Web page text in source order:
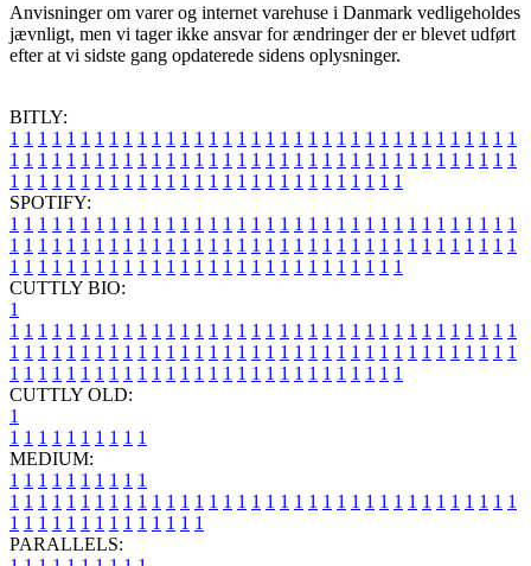
Anvisninger om varer og internet varehuse i Danmark vedligeholdes
jævnligt, men vi tager ikke ansvar for ændringer der er blevet udført
efter at vi sidste gang opdaterede sidens oplysninger.
BITLY:
1 1 1 1 1 1 1 1 1 1 1 1 1 1 1 1 1 1 1 1 1 1 1 1 1 1 1 1 1 1 1 1 1 1 1 1
1 1 1 1 1 1 1 1 1 1 1 1 1 1 1 1 1 1 1 1 1 1 1 1 1 1 1 1 1 1 1 1 1 1 1 1
1 1 1 1 1 1 1 1 1 1 1 1 1 1 1 1 1 1 1 1 1 1 1 1 1 1 1 1
SPOTIFY:
1 1 1 1 1 1 1 1 1 1 1 1 1 1 1 1 1 1 1 1 1 1 1 1 1 1 1 1 1 1 1 1 1 1 1 1
1 1 1 1 1 1 1 1 1 1 1 1 1 1 1 1 1 1 1 1 1 1 1 1 1 1 1 1 1 1 1 1 1 1 1 1
1 1 1 1 1 1 1 1 1 1 1 1 1 1 1 1 1 1 1 1 1 1 1 1 1 1 1 1
CUTTLY BIO:
1
1 1 1 1 1 1 1 1 1 1 1 1 1 1 1 1 1 1 1 1 1 1 1 1 1 1 1 1 1 1 1 1 1 1 1 1
1 1 1 1 1 1 1 1 1 1 1 1 1 1 1 1 1 1 1 1 1 1 1 1 1 1 1 1 1 1 1 1 1 1 1 1
1 1 1 1 1 1 1 1 1 1 1 1 1 1 1 1 1 1 1 1 1 1 1 1 1 1 1 1
CUTTLY OLD:
1
1 1 1 1 1 1 1 1 1 1
MEDIUM:
1 1 1 1 1 1 1 1 1 1
1 1 1 1 1 1 1 1 1 1 1 1 1 1 1 1 1 1 1 1 1 1 1 1 1 1 1 1 1 1 1 1 1 1 1 1
1 1 1 1 1 1 1 1 1 1 1 1 1 1
PARALLELS: